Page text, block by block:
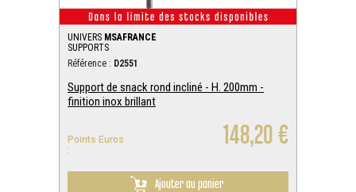
UNIVERS MSAFRANCE
SUPPORTS
Référence : D2551
Support de snack rond incliné - H. 200mm -
finition inox brillant
Points Euros
:
148,20 €
Ajouter au panier